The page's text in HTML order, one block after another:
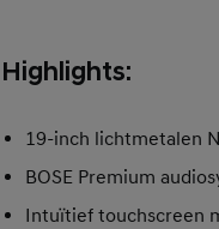
Highlights:
19-inch lichtmetalen
BOSE Premium
Intuïtief touchscreen